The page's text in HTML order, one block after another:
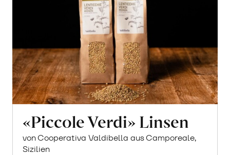
«Piccole Verdi» Linsen
von Cooperativa Valdibella aus Camporeale,
Sizilien